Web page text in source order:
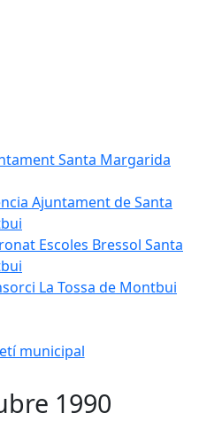
Santa Margarida
Ajuntament de Santa
Escoles Bressol Santa
La Tossa de Montbui
municipal
1990